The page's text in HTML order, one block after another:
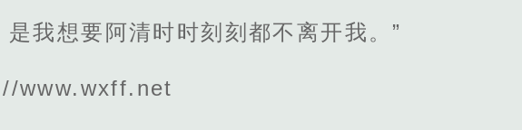
我想要阿清时时刻刻都不离开我。”
www.wxff.net